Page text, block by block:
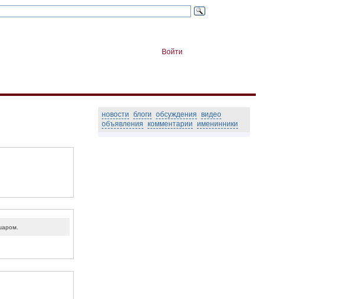
Войти
новости блоги обсуждения видео
объявления комментарии именинники